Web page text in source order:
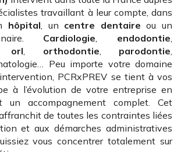
travaillant à leur compte, dans
hôpital , un centre dentaire ou un
Cardiologie endodontie
orl orthodontie parodontie
Peu importe votre domaine
PCRxPREV se tient à vos
à l’évolution de votre entreprise en
un accompagnement complet. Cet
de toutes les contraintes liées
et aux démarches administratives
vous concentrer totalement sur